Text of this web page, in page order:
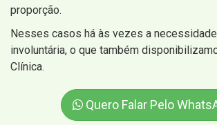
proporção.
Nesses casos há às vezes a
involuntária, o que também
Clínica.
Quero Falar Pelo